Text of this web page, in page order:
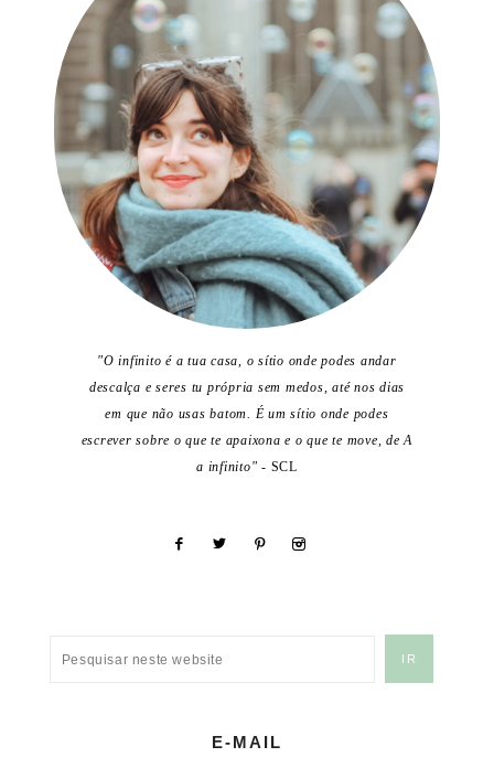
"O infinito é a tua casa, o sítio onde podes andar
descalça e seres tu própria sem medos, até nos dias
em que não usas batom. É um sítio onde podes
escrever sobre o que te apaixona e o que te move, de A
a infinito"- SCL
E-MAIL